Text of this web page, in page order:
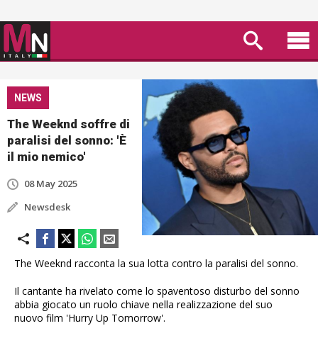
NEWS
The Weeknd soffre di
paralisi del sonno: 'È
il mio nemico'
08 May 2025
Newsdesk
The Weeknd racconta la sua lotta contro la paralisi del sonno.
Il cantante ha rivelato come lo spaventoso disturbo del sonno
abbia giocato un ruolo chiave nella realizzazione del suo
nuovo film 'Hurry Up Tomorrow'.